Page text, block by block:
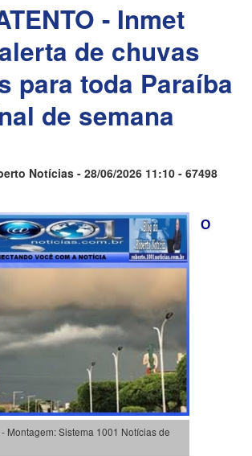
- Inmet
de chuvas
para toda Paraíba
de semana
Notícias - 28/06/2026 11:10 - 67498
Montagem: Sistema 1001 Notícias de
O